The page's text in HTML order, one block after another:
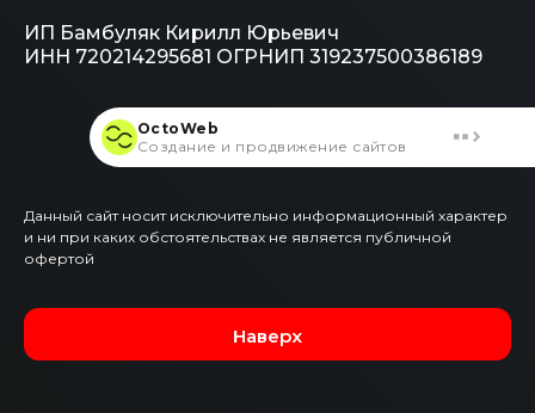
ИП Бамбуляк Кирилл Юрьевич
ИНН 720214295681 ОГРНИП 319237500386189
Данный сайт носит исключительно информационный характер
и ни при каких обстоятельствах не является публичной
офертой
Наверх
OctoWeb
Создание и продвижение сайтов